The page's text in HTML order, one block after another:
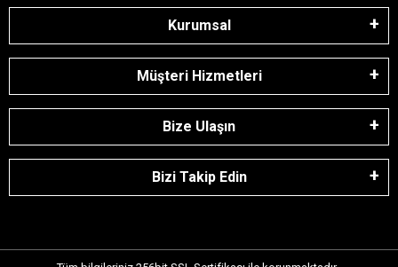
Kurumsal
Müşteri Hizmetleri
Bize Ulaşın
Bizi Takip Edin